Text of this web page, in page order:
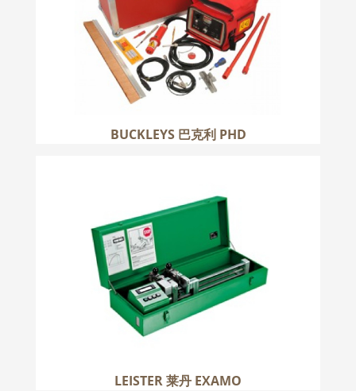
BUCKLEYS 巴克利 PHD
LEISTER 莱丹 EXAMO